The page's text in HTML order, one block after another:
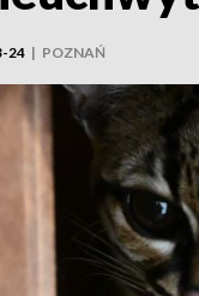
24 | POZNAŃ